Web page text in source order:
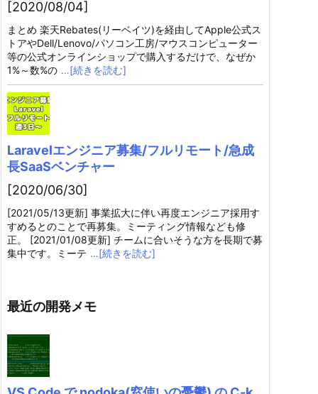
[2020/08/04]
まとめ 楽天Rebates(リーベイツ)を経由してApple公式ス
トアやDell/Lenovo/パソコン工房/マウスコンピューター
等の公式オンラインショップで購入するだけで、なぜか
1%～数%の …[続きを読む]
Laravelエンジニア募集/フルリモート/急成
長SaaSベンチャー
[2020/06/30]
[2021/05/13更新] 事業拡大に伴い再度エンジニア採用す
すめるとのことで再募集。ミーティング情報なども修
正。 [2021/01/08更新] チームに合いそうな方を長期で募
集中です。ミーテ …[続きを読む]
最近の開発メモ